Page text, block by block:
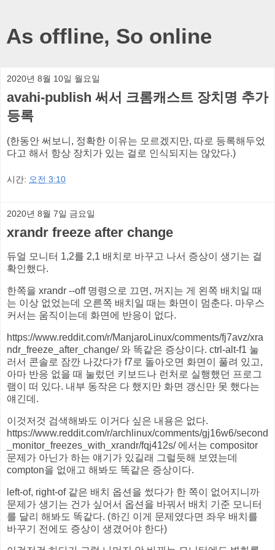
As offline, So online
2020년 8월 10일 월요일
avahi-publish 써서 크롬캐스트 장치명 추가
등록
(한동안 써보니, 정확한 이유는 모르겠지만, 따로 등록해두었
다고 해서 항상 장치가 있는 걸로 인식되지는 않았다.)
시간: 오전 3:10
2020년 8월 7일 금요일
xrandr freeze after change
듀얼 모니터 1,2를 2,1 배치로 바꾸고 나서 증상이 생기는 걸
확인했다.
한쪽을 xrandr --off 명령으로 끄면, 꺼지는 게 왼쪽 배치일 때
는 이상 없었는데 오른쪽 배치일 때는 화면이 멈춘다. 마우스
커서는 움직이는데 화면에 반응이 없다.
https://www.reddit.com/r/ManjaroLinux/comments/fj7avz/xra
ndr_freeze_after_change/ 와 똑같은 증상이다. ctrl-alt-f1 눌
러서 콘솔로 잠깐 나갔다가 f7로 돌아오면 화면이 풀려 있고,
아마 반응 없을 때 눌렀던 키보드나 런처로 실행했던 프로그
램이 떠 있다. 내부 동작은 다 했지만 화면 갱신만 못 했다는
얘긴데.
이것저것 검색해봐도 이거다 싶은 내용은 없다.
https://www.reddit.com/r/archlinux/comments/gj16w6/second
_monitor_freezes_with_xrandr/fqj412s/ 에서는 compositor
문제가 아닌가 하는 얘기가 있길래 그럴듯해 보였는데
compton을 없애고 해봐도 똑같은 증상이다.
left-of, right-of 같은 배치 옵션을 썼다가 한 쪽이 없어지니까
문제가 생기는 건가 싶어서 옵션을 바꿔서 배치 기준 모니터
를 달리 해봐도 똑같다. (하긴 이게 문제였다면 좌우 배치를
바꾸기 전에도 증상이 생겼어야 한다)